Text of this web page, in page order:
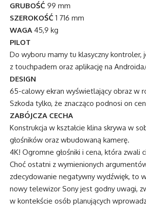
GRUBOŚĆ 99 mm
SZEROKOŚĆ 1 716 mm
WAGA 45,9 kg
PILOT
Do wyboru mamy tu klasyczny kontroler,
z touchpadem oraz aplikację na
DESIGN
65-calowy ekran wyświetlający obraz w
Szkoda tylko, że znacząco podnosi on
ZABÓJCZA CECHA
Konstrukcja w kształcie klina skrywa w
głośników oraz wbudowaną kamerę.
4K! Ogromne głośniki i cena, która zwali
Choć ostatni z wymienionych
zdecydowanie negatywny wydźwięk, to
nowy telewizor Sony jest godny uwagi,
w kontekście osób planujących